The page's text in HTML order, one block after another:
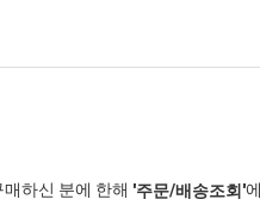
하신 분에 한해 '주문/배송조회'